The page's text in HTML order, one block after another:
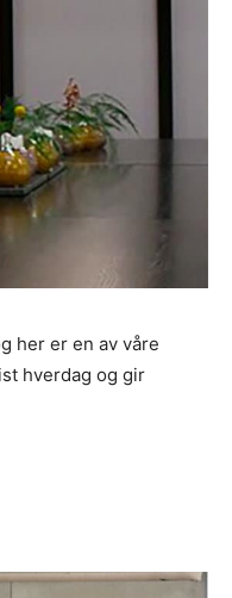
her er en av våre
hverdag og gir